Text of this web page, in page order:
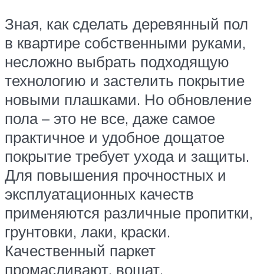
Зная, как сделать деревянный пол
в квартире собственными руками,
несложно выбрать подходящую
технологию и застелить покрытие
новыми плашками. Но обновление
пола – это не все, даже самое
практичное и удобное дощатое
покрытие требует ухода и защиты.
Для повышения прочностных и
эксплуатационных качеств
применяются различные пропитки,
грунтовки, лаки, краски.
Качественный паркет
промасливают, вощат.